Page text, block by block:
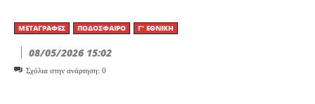
ΜΕΤΑΓΡΑΦΈΣ ΠΟΔΌΣΦΑΙΡΟ Γ' ΕΘΝΙΚΉ
08/05/2026 15:02
Σχόλια στην ανάρτηση: 0